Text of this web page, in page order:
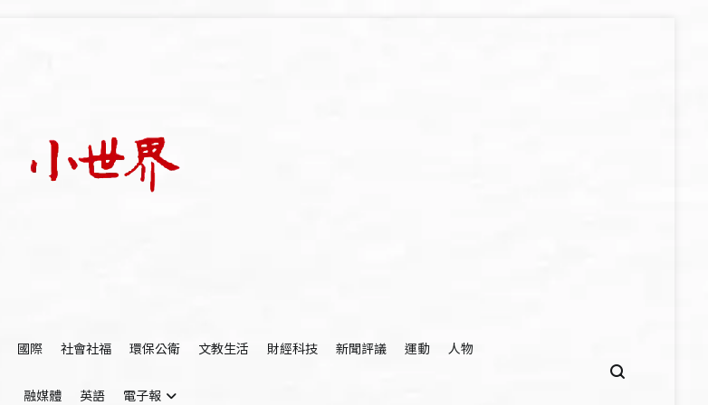
國際 社會社福 環保公衛 文教生活 財經科技 新聞評議 運動 人物
融媒體 英語 電子報